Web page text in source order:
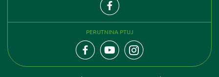
PERUTNINA PTUJ